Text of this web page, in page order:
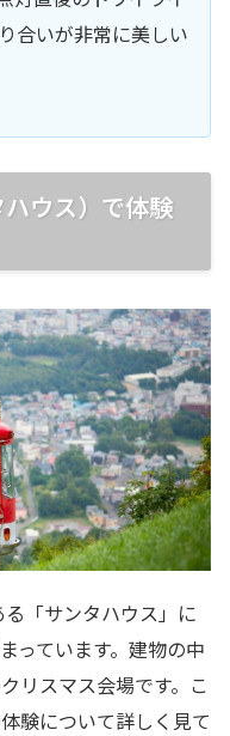
合いが非常に美しい
ウス）で体験
「サンタハウス」に
っています。建物の中
リスマス会場です。こ
験について詳しく見て